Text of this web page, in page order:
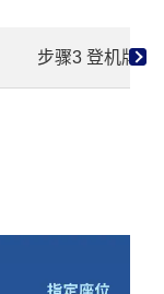
步骤3 登机牌的